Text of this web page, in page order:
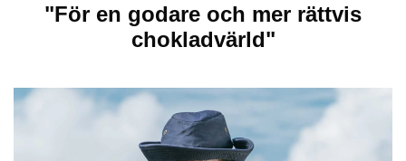
"För en godare och mer rättvis
chokladvärld"